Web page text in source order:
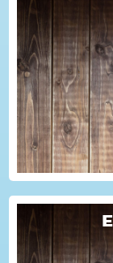
Ehrentag
Macht den
Ehrentag"...
Engagement-